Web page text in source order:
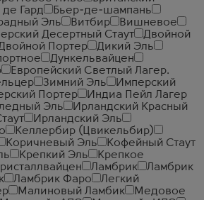
де Гард
Бьер-де-шампань
Эль Витбир
Вишневое
Десертный Стаут
Двойной
Портер
Дикий Эль
Дункельвайцен
Европейский Светлый Лагер.
Зимний Эль
Имперский
Портер
Индиа Пейл Лагер
Эль
Ирландский Красный
Ирландский Эль
Келлербир (Цвикельбир)
Коричневый Эль
Кофейный Стаут
Крепкий Эль
Крепкое
Ламбрик
Ламбрик
Ламбрик Фаро
Легкий
Малиновый Ламбик
Медовое